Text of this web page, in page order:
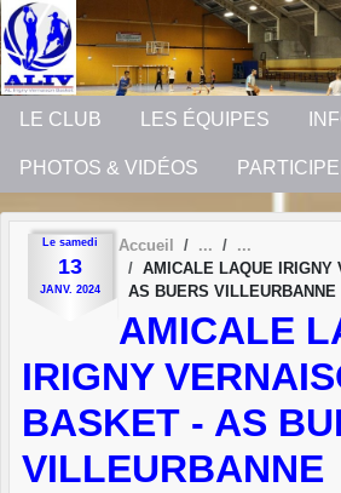
LE CLUB LES ÉQUIPES
PHOTOS & VIDÉOS
Le samedi
13
JANV. 2024
Accueil
AMICALE LAQUE IRIGNY
AS BUERS VILLEURBANNE
AMICALE
IRIGNY
BASKET - AS
VILLEURBANNE
Panneau de gestion des cookies